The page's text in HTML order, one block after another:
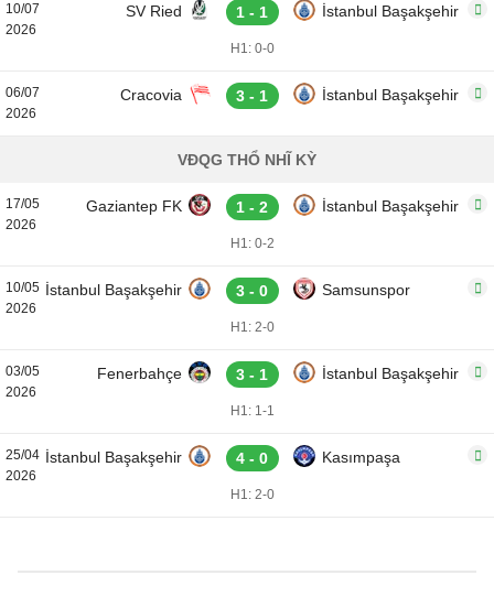
10/07
2026
SV Ried 1 - 1 İstanbul Başakşehir
H1: 0-0
06/07
2026
Cracovia 3 - 1 İstanbul Başakşehir
VĐQG THỔ NHĨ KỲ
17/05
2026
Gaziantep FK 1 - 2 İstanbul Başakşehir
H1: 0-2
10/05
2026
İstanbul Başakşehir 3 - 0 Samsunspor
H1: 2-0
03/05
2026
Fenerbahçe 3 - 1 İstanbul Başakşehir
H1: 1-1
25/04
2026
İstanbul Başakşehir 4 - 0 Kasımpaşa
H1: 2-0